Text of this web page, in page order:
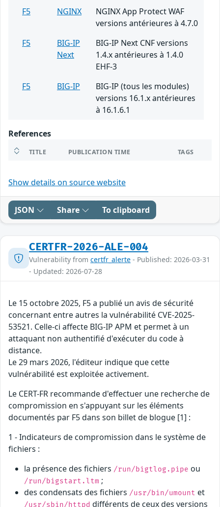
F5
NGINX
NGINX App Protect WAF
versions antérieures à 4.7.0
F5
BIG-IP
Next
BIG-IP Next CNF versions
1.4.x antérieures à 1.4.0
EHF-3
F5
BIG-IP
BIG-IP (tous les modules)
versions 16.1.x antérieures
à 16.1.6.1
References
TITLE PUBLICATION TIME TAGS
Show details on source website
JSON Share To clipboard
CERTFR-2026-ALE-004
Vulnerability from certfr_alerte - Published: 2026-03-31
- Updated: 2026-07-28
Le 15 octobre 2025, F5 a publié un avis de sécurité
concernant entre autres la vulnérabilité CVE-2025-
53521. Celle-ci affecte BIG-IP APM et permet à un
attaquant non authentifié d'exécuter du code à
distance.
Le 29 mars 2026, l'éditeur indique que cette
vulnérabilité est exploitée activement.
Le CERT-FR recommande d'effectuer une recherche de
compromission en s'appuyant sur les éléments
documentés par F5 dans son billet de blogue [1] :
1 - Indicateurs de compromission dans le système de
fichiers :
la présence des fichiers /run/bigtlog.pipe ou
/run/bigstart.ltm ;
des condensats des fichiers /usr/bin/umount et
/usr/sbin/httpd différents de ceux des versions